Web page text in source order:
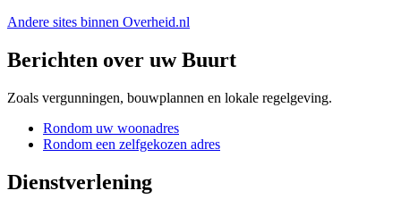
Andere sites binnen Overheid.nl
Berichten over uw Buurt
Zoals vergunningen, bouwplannen en lokale regelgeving.
Rondom uw woonadres
Rondom een zelfgekozen adres
Dienstverlening